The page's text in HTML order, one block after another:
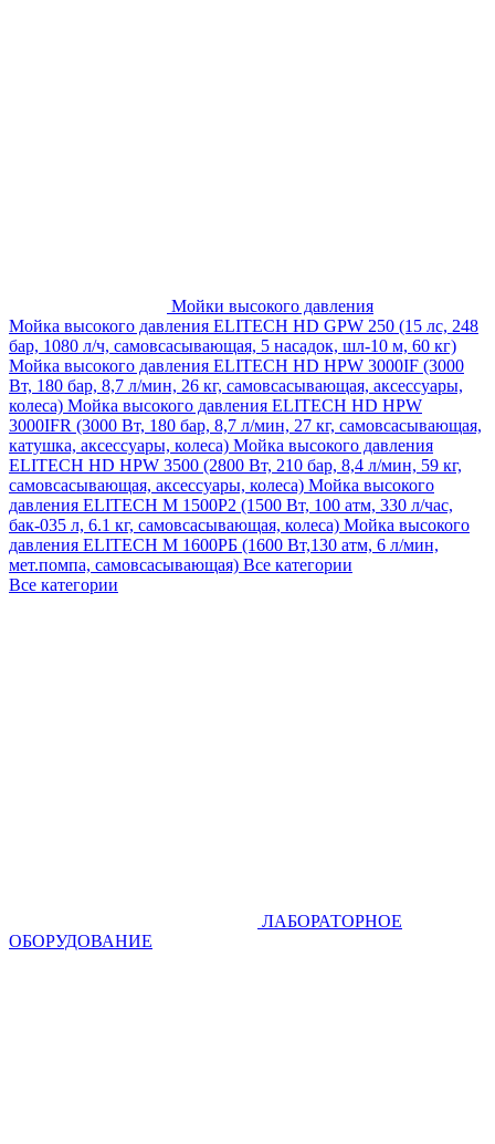
Мойки высокого давления
Мойка высокого давления ELITECH HD GPW 250 (15 лс, 248
бар, 1080 л/ч, самовсасывающая, 5 насадок, шл-10 м, 60 кг)
Мойка высокого давления ELITECH HD HPW 3000IF (3000
Вт, 180 бар, 8,7 л/мин, 26 кг, самовсасывающая, аксессуары,
колеса) Мойка высокого давления ELITECH HD HPW
3000IFR (3000 Вт, 180 бар, 8,7 л/мин, 27 кг, самовсасывающая,
катушка, аксессуары, колеса) Мойка высокого давления
ELITECH HD HPW 3500 (2800 Вт, 210 бар, 8,4 л/мин, 59 кг,
самовсасывающая, аксессуары, колеса) Мойка высокого
давления ELITECH M 1500P2 (1500 Вт, 100 атм, 330 л/час,
бак-035 л, 6.1 кг, самовсасывающая, колеса) Мойка высокого
давления ELITECH М 1600РБ (1600 Вт,130 атм, 6 л/мин,
мет.помпа, самовсасывающая) Все категории
Все категории
ЛАБОРАТОРНОЕ
ОБОРУДОВАНИЕ